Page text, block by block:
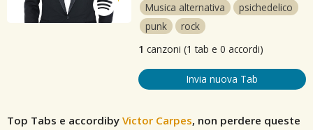
Musica alternativa
psichedelico
punk
rock
1 canzoni (1 tab e 0 accordi)
Invia nuova Tab
Top Tabs e accordiby Victor Carpes, non perdere queste